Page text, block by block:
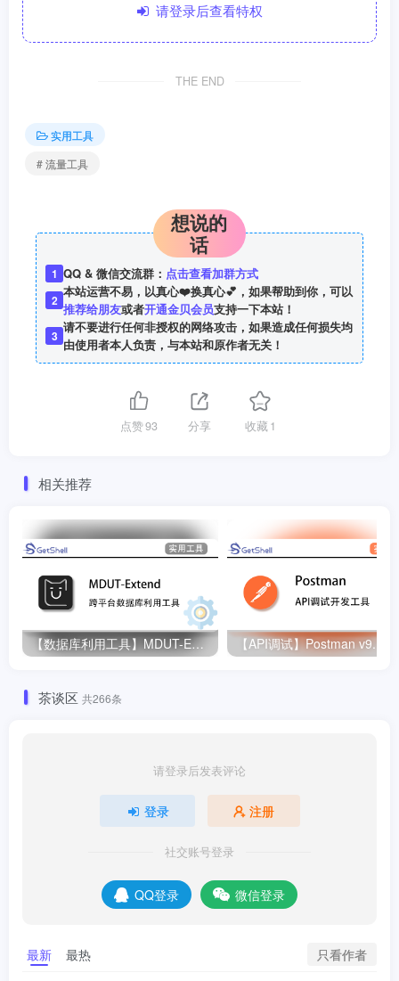
请登录后查看特权
THE END
实用工具
# 流量工具
想说的
话
1 QQ & 微信交流群： 点击查看加群方式
2
本站运营不易，以真心❤️换真心💕，如果帮助到你，可以
推荐给朋友或者开通金贝会员支持一下本站！
3
请不要进行任何非授权的网络攻击，如果造成任何损失均
由使用者本人负责，与本站和原作者无关！
点赞93 分享 收藏1
相关推荐
【数据库利用工具】MDUT-Extend v1.3.1
茶谈区 共266条
请登录后发表评论
登录 注册
社交账号登录
QQ登录 微信登录
最新 最热 只看作者